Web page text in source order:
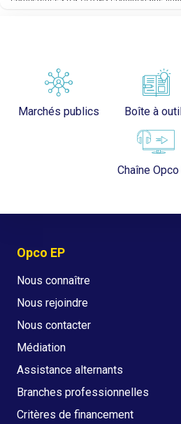
alternant peut préparer l’acquisition d’une
Marchés publics Boîte à
Chaîne Opco
Opco EP
Nous connaître
Nous rejoindre
Nous contacter
Médiation
Assistance alternants
Branches professionnelles
Critères de financement